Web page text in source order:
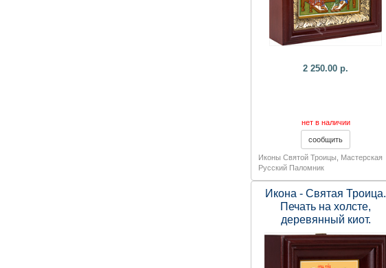
2 250.00 р.
нет в наличии
Иконы Святой Троицы
Мастерская
Русский Паломник
Икона - Святая Троица.
Печать на холсте,
деревянный киот.
160х140х50 мм.